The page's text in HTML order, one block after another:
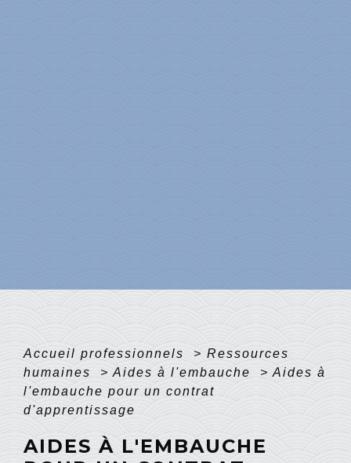
Accueil professionnels > Ressources
humaines
> Aides à l'embauche > Aides à
l'embauche pour un contrat
d'apprentissage
AIDES À L'EMBAUCHE